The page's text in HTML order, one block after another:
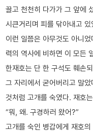
끌고 천천히 다가가 그 앞에
시큰거리며 피를 닦아내고
이런 일쯤은 아무것도 아니
력의 역사에 비하면 이 모든
한재호는 단 한 구석도 훼손
그 자리에서 굳어버리고 말
것처럼 고개를 숙였다. 재호
“뭐, 왜. 구경하러 왔어?”
고개를 숙인 병갑에게 재호